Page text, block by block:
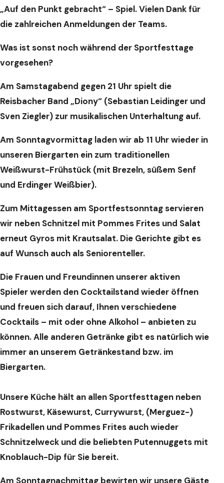
„Auf den Punkt gebracht“ – Spiel. Vielen Dank für
die zahlreichen Anmeldungen der Teams.
Was ist sonst noch während der Sportfesttage
vorgesehen?
Am Samstagabend gegen 21 Uhr spielt die
Reisbacher Band „Diony“ (Sebastian Leidinger und
Sven Ziegler) zur musikalischen Unterhaltung auf.
Am Sonntagvormittag laden wir ab 11 Uhr wieder in
unseren Biergarten ein zum traditionellen
Weißwurst-Frühstück (mit Brezeln, süßem Senf
und Erdinger Weißbier).
Zum Mittagessen am Sportfestsonntag servieren
wir neben Schnitzel mit Pommes Frites und Salat
erneut Gyros mit Krautsalat. Die Gerichte gibt es
auf Wunsch auch als Seniorenteller.
Die Frauen und Freundinnen unserer aktiven
Spieler werden den Cocktailstand wieder öffnen
und freuen sich darauf, Ihnen verschiedene
Cocktails – mit oder ohne Alkohol – anbieten zu
können. Alle anderen Getränke gibt es natürlich wie
immer an unserem Getränkestand bzw. im
Biergarten.
Unsere Küche hält an allen Sportfesttagen neben
Rostwurst, Käsewurst, Currywurst, (Merguez-)
Frikadellen und Pommes Frites auch wieder
Schnitzelweck und die beliebten Putennuggets mit
Knoblauch-Dip für Sie bereit.
Am Sonntagnachmittag bewirten wir unsere Gäste